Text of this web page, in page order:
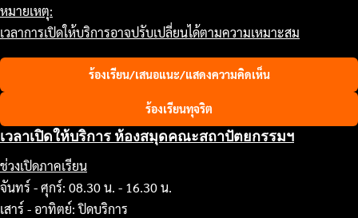
หมายเหตุ:
เวลาการเปิดให้บริการอาจปรับเปลี่ยนได้ตามความเหมาะสม
ร้องเรียน/เสนอแนะ/แสดงความคิดเห็น
ร้องเรียนทุจริต
เวลาเปิดให้บริการ ห้องสมุดคณะสถาปัตยกรรมฯ
ช่วงเปิดภาคเรียน
จันทร์ - ศุกร์: 08.30 น. - 16.30 น.
เสาร์ - อาทิตย์: ปิดบริการ